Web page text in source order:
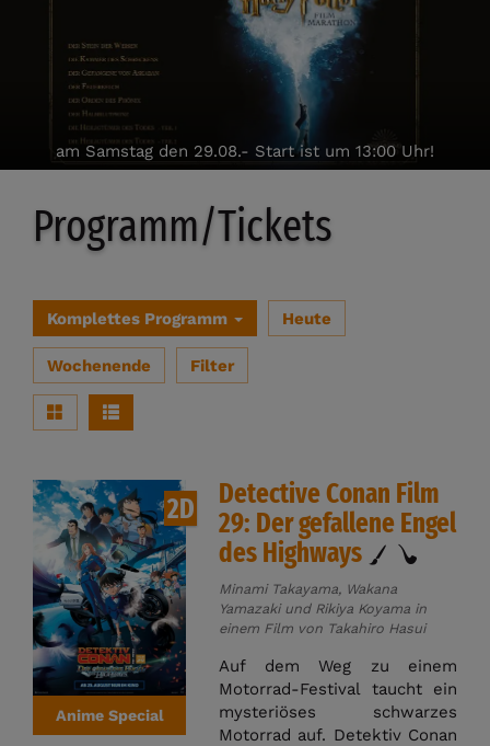
am Samstag den 29.08.- Start ist um 13:00 Uhr!
Programm/Tickets
Komplettes Programm Heute
Wochenende Filter
2D
Anime Special
Detective Conan Film
29: Der gefallene Engel
des Highways
Minami Takayama, Wakana
Yamazaki und Rikiya Koyama in
einem Film von Takahiro Hasui
Auf dem Weg zu einem
Motorrad-Festival taucht ein
mysteriöses schwarzes
Motorrad auf. Detektiv Conan